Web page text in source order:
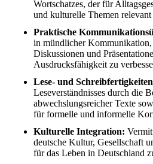
Wortschatzes, der für
und kulturelle Themen relevant
Praktische
in mündlicher
Diskussionen und
Ausdrucksfähigkeit zu
Lese- und
Leseverständnisses durch die
abwechslungsreicher Texte
für formelle und informelle
Kulturelle Integration:
deutsche Kultur, Gesellschaft
für das Leben in Deutschland